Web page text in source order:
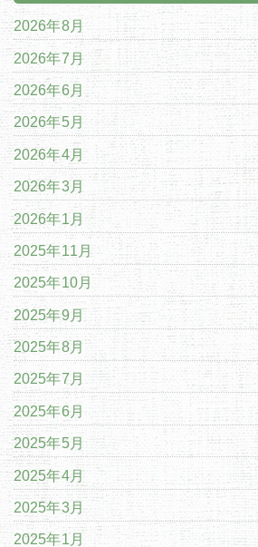
2026年8月
2026年7月
2026年6月
2026年5月
2026年4月
2026年3月
2026年1月
2025年11月
2025年10月
2025年9月
2025年8月
2025年7月
2025年6月
2025年5月
2025年4月
2025年3月
2025年1月